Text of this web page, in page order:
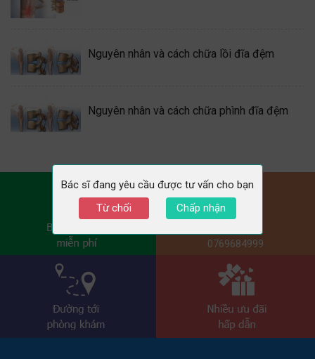
Nguyên nhân và cách chữa lồi đĩa đệm
Nguyên nhân và cách chữa phình đĩa đệm
0769684999
Bác sĩ đang yêu cầu được tư vấn cho bạn
Từ chối
Chấp nhận